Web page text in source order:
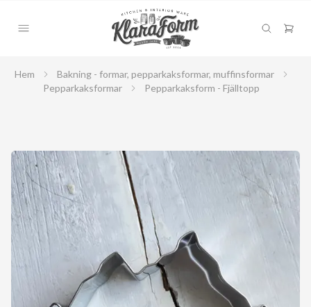
Hem
Bakning - formar, pepparkaksformar, muffinsformar
Pepparkaksformar
Pepparkaksform - Fjälltopp